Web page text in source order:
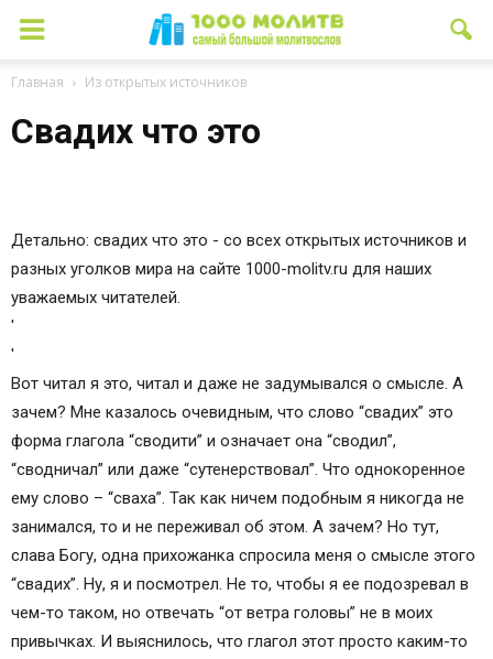
Главная Из открытых источников
Свадих что это
Детально: свадих что это - со всех открытых источников и
разных уголков мира на сайте 1000-molitv.ru для наших
уважаемых читателей.
'
'
Вот читал я это, читал и даже не задумывался о смысле. А
зачем? Мне казалось очевидным, что слово “свадих” это
форма глагола “сводити” и означает она “сводил”,
“сводничал” или даже “сутенерствовал”. Что однокоренное
ему слово – “сваха”. Так как ничем подобным я никогда не
занимался, то и не переживал об этом. А зачем? Но тут,
слава Богу, одна прихожанка спросила меня о смысле этого
“свадих”. Ну, я и посмотрел. Не то, чтобы я ее подозревал в
чем-то таком, но отвечать “от ветра головы” не в моих
привычках. И выяснилось, что глагол этот просто каким-то